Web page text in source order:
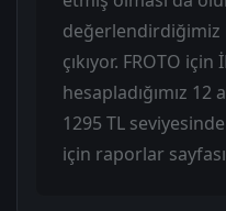
çıkıyor. FROTO
hesapladığımız 12
1295 TL
için raporlar